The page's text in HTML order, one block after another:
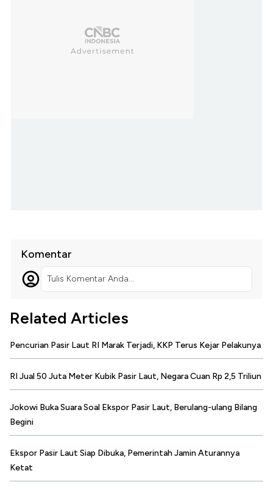
Komentar
Tulis Komentar Anda...
Related Articles
Pencurian Pasir Laut RI Marak Terjadi, KKP Terus Kejar Pelakunya
RI Jual 50 Juta Meter Kubik Pasir Laut, Negara Cuan Rp 2,5 Triliun
Jokowi Buka Suara Soal Ekspor Pasir Laut, Berulang-ulang Bilang
Begini
Ekspor Pasir Laut Siap Dibuka, Pemerintah Jamin Aturannya
Ketat